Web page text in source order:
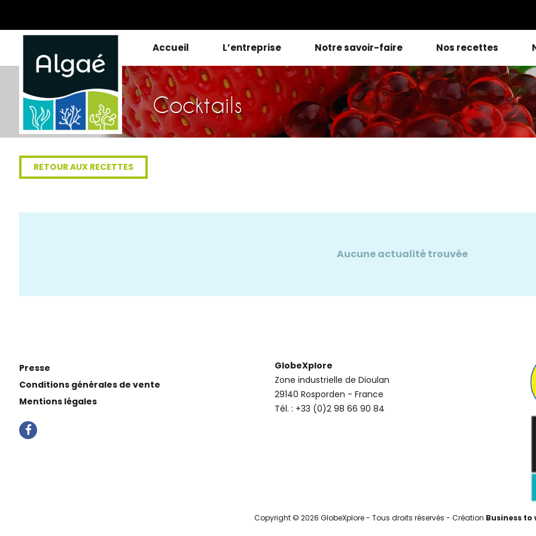
Accueil L’entreprise Notre savoir-faire Nos recettes
Cocktails
RETOUR AUX RECETTES
Aucune actualité trouvée
Presse
Conditions générales de vente
Mentions légales
GlobeXplore
Zone industrielle de Dioulan
29140 Rosporden - France
Tél. : +33 (0)2 98 66 90 84
Copyright © 2026 GlobeXplore - Tous droits réservés - Création Business to